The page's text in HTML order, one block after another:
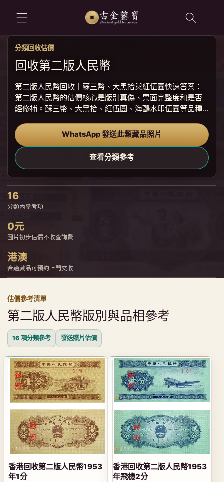
跳至內容
分類回收估價
回收第二版人民幣
第二版人民幣回收｜蘇三幣、大黑拾與紅伍圓快速答案：
第二版人民幣的估價核心是版別真偽、票面完整度和是否
經修補。蘇三幣、大黑拾、紅伍圓、海鷗水印伍圓等品種
印。第二版紙幣常見於舊信封、家庭收藏冊或早年換鈔留
下的散張。這類鈔票年份久，紙質、顏色...
WhatsApp 發送此類藏品照片
查看分類參考
16
分類內參考項
0元
圖片初步估價不收查詢費
港澳
合適藏品可預約上門交收
估價參考清單
第二版人民幣版別與品相參考
16 項分類參考 發送照片估價
香港回收第二版人民幣1953
年1分
香港回收第二版人民幣1953
年飛機2分